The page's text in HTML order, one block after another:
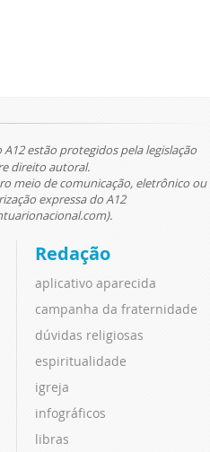
estão protegidos pela legislação
direito autoral.
meio de comunicação, eletrônico ou
expressa do A12
Redação
aplicativo aparecida
campanha da fraternidade
dúvidas religiosas
espiritualidade
igreja
infográficos
libras